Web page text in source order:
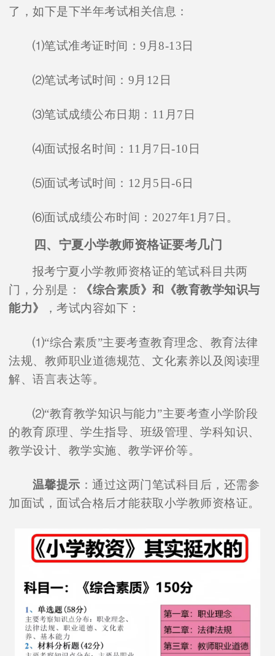
了，如下是下半年考试相关信息：
⑴笔试准考证时间：9月8-13日
⑵笔试考试时间：9月12日
⑶笔试成绩公布日期：11月7日
⑷面试报名时间：11月7日-10日
⑸面试考试时间：12月5日-6日
⑹面试成绩公布时间：2027年1月7日。
四、宁夏小学教师资格证要考几门
报考宁夏小学教师资格证的笔试科目共两
门，分别是：
《综合素质》和《教育教学知识与
能力》
，考试内容如下：
⑴“综合素质”主要考查教育理念、教育法律
法规、教师职业道德规范、文化素养以及阅读理
解、语言表达等。
⑵“教育教学知识与能力”主要考查小学阶段
的教育原理、学生指导、班级管理、学科知识、
教学设计、教学实施、教学评价等。
温馨提示 ：通过这两门笔试科目后，还需参
加面试，面试合格后才能获取小学教师资格证。